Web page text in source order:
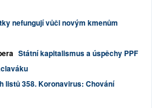
nefungují vůči novým kmenům
Státní kapitalismus a úspěchy PPF
listů 358. Koronavirus: Chování